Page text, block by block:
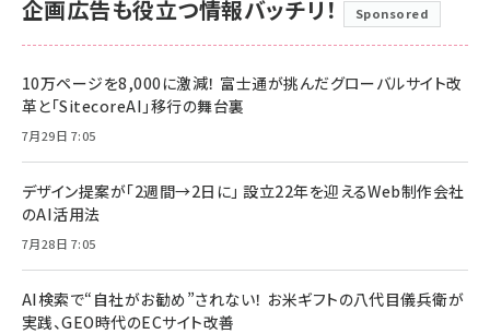
企画広告も役立つ情報バッチリ！ Sponsored
10万ページを8,000に激減！ 富士通が挑んだグローバルサイト改
革と「SitecoreAI」移行の舞台裏
7月29日 7:05
デザイン提案が「2週間→2日に」 設立22年を迎えるWeb制作会社
のAI活用法
7月28日 7:05
AI検索で“自社がお勧め”されない！ お米ギフトの八代目儀兵衛が
実践、GEO時代のECサイト改善